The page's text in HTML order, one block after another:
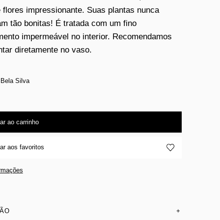
flores impressionante. Suas plantas nunca
tão bonitas! É tratada com um fino
impermeável no interior. Recomendamos
diretamente no vaso.
Silva
ao carrinho
aos favoritos
+